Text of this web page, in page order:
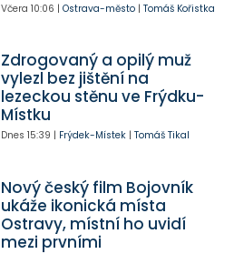
Včera 10:06 | Ostrava-město| Tomáš Kořistka
Zdrogovaný a opilý muž
vylezl bez jištění na
lezeckou stěnu ve Frýdku-
Místku
Dnes 15:39 | Frýdek-Místek| Tomáš Tikal
Nový český film Bojovník
ukáže ikonická místa
Ostravy, místní ho uvidí
mezi prvními